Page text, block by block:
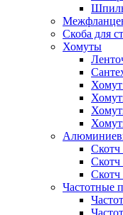
Скоба для
Хомуты
Частотные